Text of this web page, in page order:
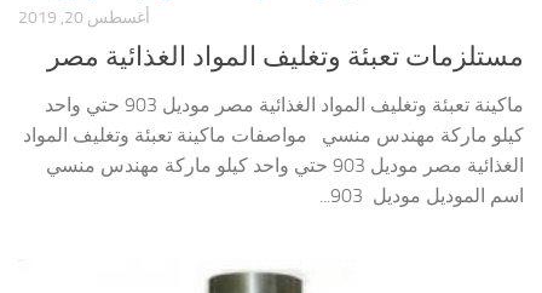
أغسطس 20, 2019
مستلزمات تعبئة وتغليف المواد الغذائية مصر
ماكينة تعبئة وتغليف المواد الغذائية مصر موديل 903 حتي واحد
كيلو ماركة مهندس منسي مواصفات ماكينة تعبئة وتغليف المواد
الغذائية مصر موديل 903 حتي واحد كيلو ماركة مهندس منسي
اسم الموديل موديل 903...